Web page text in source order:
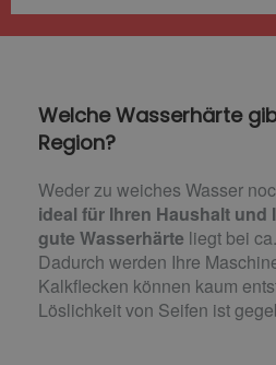
Welche Wasserhärte
Region?
Weder zu weiches Wasser
ideal für Ihren Haushalt und
gute Wasserhärte liegt bei
Dadurch werden Ihre
Kalkflecken können kaum
Löslichkeit von Seifen ist